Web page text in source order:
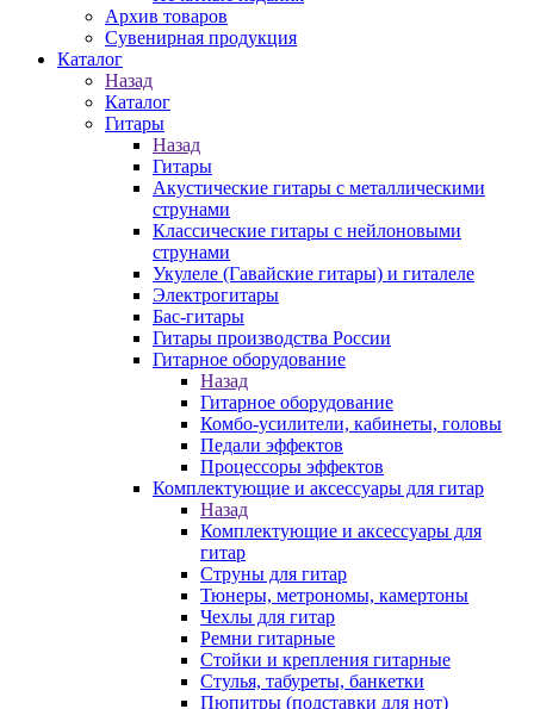
Архив товаров
Сувенирная продукция
Каталог
Назад
Каталог
Гитары
Назад
Гитары
Акустические гитары с металлическими
струнами
Классические гитары с нейлоновыми
струнами
Укулеле (Гавайские гитары) и гиталеле
Электрогитары
Бас-гитары
Гитары производства России
Гитарное оборудование
Назад
Гитарное оборудование
Комбо-усилители, кабинеты, головы
Педали эффектов
Процессоры эффектов
Комплектующие и аксессуары для гитар
Назад
Комплектующие и аксессуары для
гитар
Струны для гитар
Тюнеры, метрономы, камертоны
Чехлы для гитар
Ремни гитарные
Стойки и крепления гитарные
Стулья, табуреты, банкетки
Пюпитры (подставки для нот)